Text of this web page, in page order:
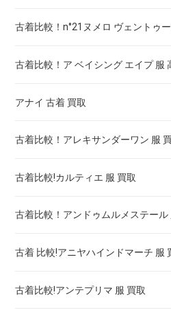
古着比較！n°21ヌメロ ヴェントゥ
古着比較！ア ベイシング エイプ 服
アナイ 古着 買取
古着比較！アレキサンダーワン 服
古着比較!カルティエ 服 買取
ロードスター カルティエ 買取価
カルティエ 時計 タンク 買取 ! 高く
カルティエ アンティーク 時計 買
古着比較！アンドゥムルメステール
古着 比較!アニヤハインドマーチ 服
古着比較!アンテプリマ 服 買取